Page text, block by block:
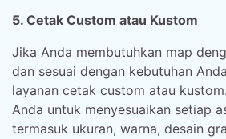
5. Cetak Custom atau Kustom
Jika Anda membutuhkan map
dan sesuai dengan kebutuhan
layanan cetak custom atau
Anda untuk menyesuaikan setiap
termasuk ukuran, warna, desain